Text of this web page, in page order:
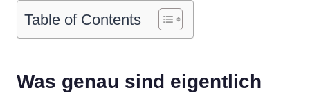
Table of Contents
Was genau sind eigentlich